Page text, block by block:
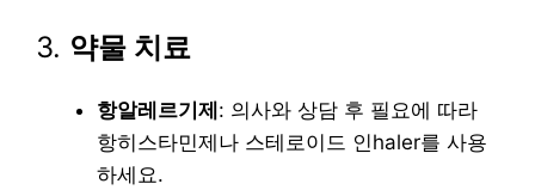
3. 약물 치료
항알레르기제: 의사와 상담 후 필요에 따라
항히스타민제나 스테로이드 인haler를 사용
하세요.